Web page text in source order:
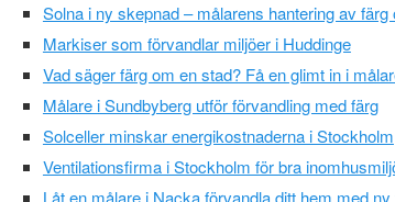
Solna i ny skepnad – målarens hantering av
Markiser som förvandlar miljöer i Huddinge
Vad säger färg om en stad? Få en glimt in i
Målare i Sundbyberg utför förvandling med färg
Solceller minskar energikostnaderna i Stockholm
Ventilationsfirma i Stockholm för bra
Låt en målare i Nacka förvandla ditt hem med ny